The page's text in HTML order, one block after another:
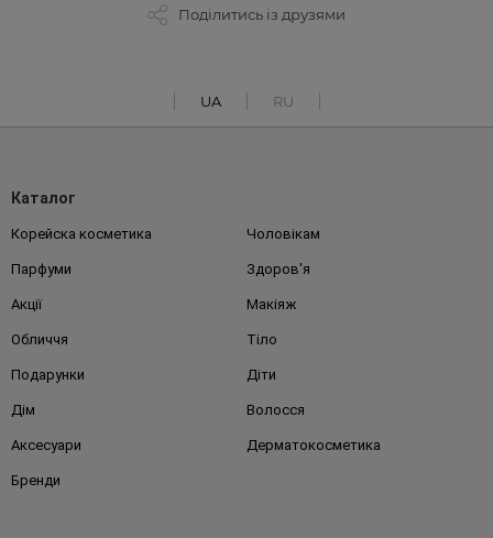
Поділитись із друзями
UA RU
Каталог
Корейска косметика Чоловікам
Парфуми Здоров'я
Акції Макіяж
Обличчя Тіло
Подарунки Діти
Дім Волосся
Аксесуари Дерматокосметика
Бренди